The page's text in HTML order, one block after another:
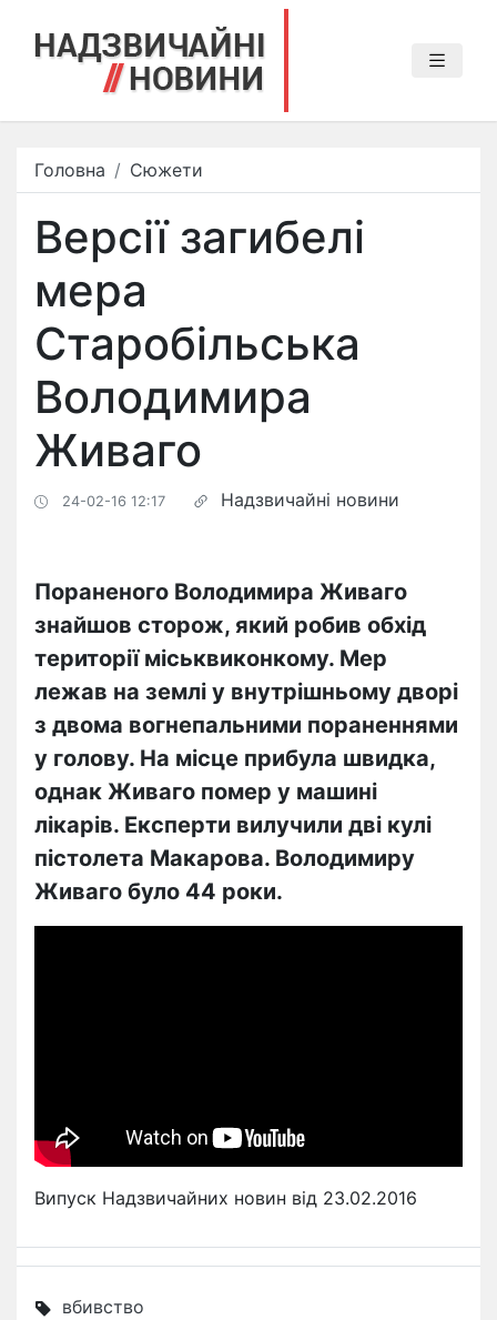
Головна Сюжети
Версії загибелі
мера
Старобільська
Володимира
Живаго
24-02-16 12:17 Надзвичайні новини
Пораненого Володимира Живаго
знайшов сторож, який робив обхід
території міськвиконкому. Мер
лежав на землі у внутрішньому дворі
з двома вогнепальними пораненнями
у голову. На місце прибула швидка,
однак Живаго помер у машині
лікарів. Експерти вилучили дві кулі
пістолета Макарова. Володимиру
Живаго було 44 роки.
Випуск Надзвичайних новин від 23.02.2016
вбивство